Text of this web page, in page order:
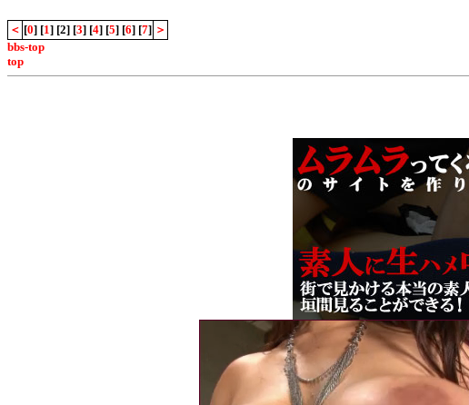
＜ [0] [1] [2] [3] [4] [5] [6] [7] ＞
bbs-top
top